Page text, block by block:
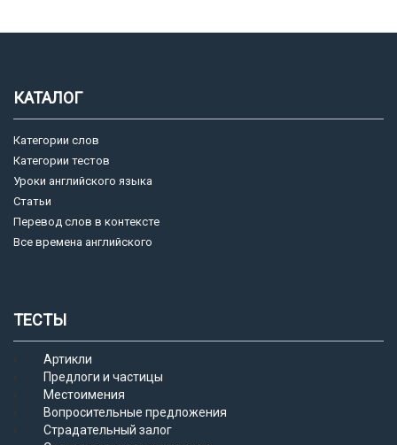
КАТАЛОГ
Категории слов
Категории тестов
Уроки английского языка
Статьи
Перевод слов в контексте
Все времена английского
ТЕСТЫ
Артикли
Предлоги и частицы
Местоимения
Вопросительные предложения
Страдательный залог